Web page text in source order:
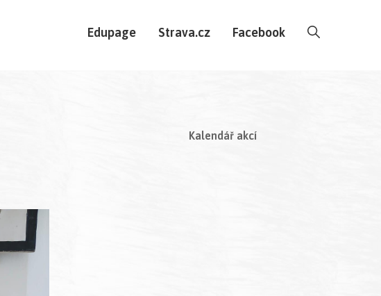
Edupage Strava.cz Facebook
Kalendář akcí